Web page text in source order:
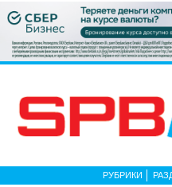
РУБРИКИ